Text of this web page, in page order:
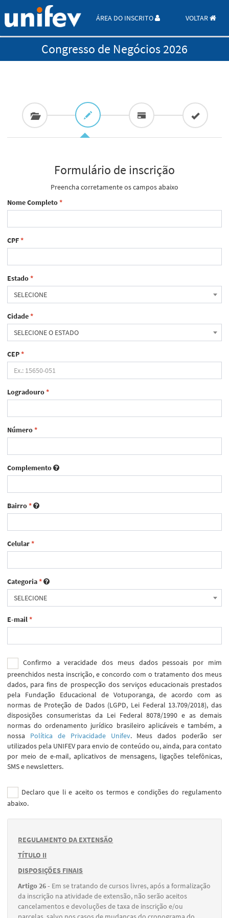
ÁREA DO INSCRITO VOLTAR
Congresso de Negócios 2026
Formulário de inscrição
Preencha corretamente os campos abaixo
Nome Completo*
CPF*
Estado*
SELECIONE
Cidade*
SELECIONE O ESTADO
CEP*
Logradouro*
Número*
Complemento
Bairro*
Celular*
Categoria*
SELECIONE
E-mail*
Confirmo a veracidade dos meus dados pessoais por mim
preenchidos nesta inscrição, e concordo com o tratamento dos meus
dados, para fins de prospecção dos serviços educacionais prestados
pela Fundação Educacional de Votuporanga, de acordo com as
normas de Proteção de Dados (LGPD, Lei Federal 13.709/2018), das
disposições consumeristas da Lei Federal 8078/1990 e as demais
normas do ordenamento jurídico brasileiro aplicáveis e também, a
nossa Política de Privacidade Unifev. Meus dados poderão ser
utilizados pela UNIFEV para envio de conteúdo ou, ainda, para contato
por meio de e-mail, aplicativos de mensagens, ligações telefônicas,
SMS e newsletters.
Declaro que li e aceito os termos e condições do regulamento
abaixo.
REGULAMENTO DA EXTENSÃO
TÍTULO II
DISPOSIÇÕES FINAIS
Artigo 26 - Em se tratando de cursos livres, após a formalização
da inscrição na atividade de extensão, não serão aceitos
cancelamentos e devoluções de taxa de inscrição e/ou